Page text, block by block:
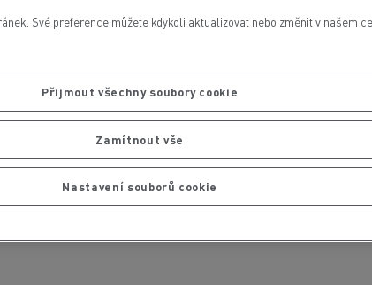
Své preference můžete kdykoli aktualizovat nebo změnit v
Přijmout všechny soubory cookie
Zamítnout vše
Nastavení souborů cookie